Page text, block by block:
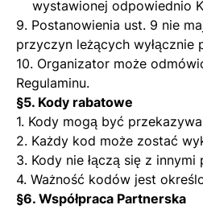
wystawionej odpowiednio
9. Postanowienia ust. 9 nie
przyczyn leżących wyłącznie
10. Organizator może
Regulaminu.
§5. Kody rabatowe
1. Kody mogą być
2. Każdy kod może zostać
3. Kody nie łączą się z
4. Ważność kodów jest
§6. Współpraca Partnerska